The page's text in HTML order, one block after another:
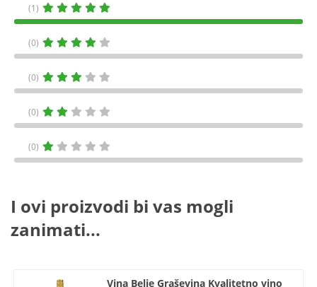
(1)
(0)
(0)
(0)
(0)
I ovi proizvodi bi vas mogli
zanimati...
Vina Belje Graševina Kvalitetno vino